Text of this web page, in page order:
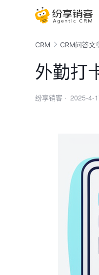
CRM CRM问答文
外勤打
纷享销客 · 2025-4-